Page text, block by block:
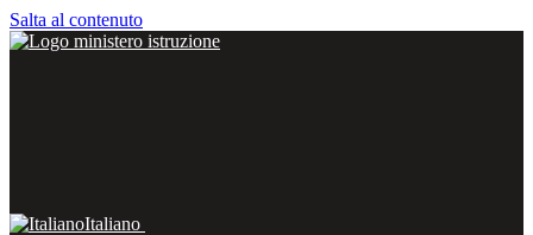
Salta al contenuto
Italiano